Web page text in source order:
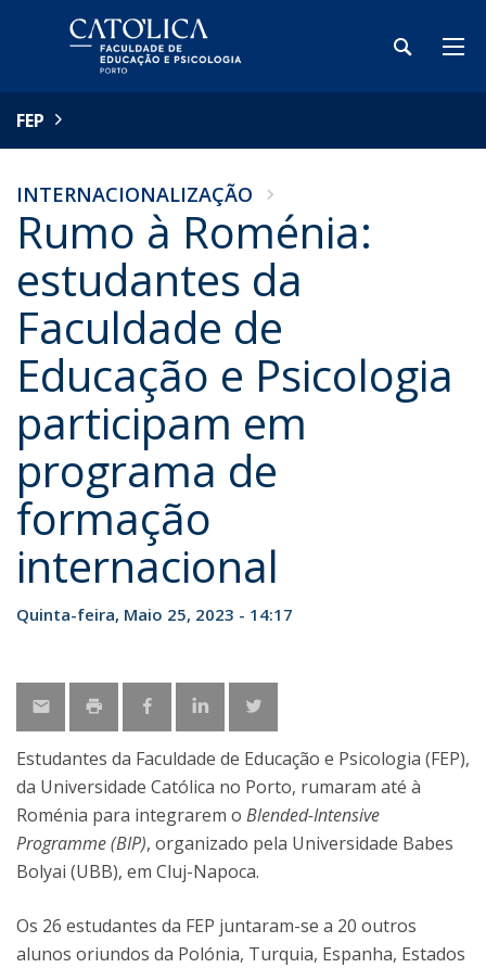
FEP
INTERNACIONALIZAÇÃO
Rumo à Roménia:
estudantes da
Faculdade de
Educação e Psicologia
participam em
programa de
formação
internacional
Quinta-feira, Maio 25, 2023 - 14:17
Estudantes da Faculdade de Educação e Psicologia (FEP),
da Universidade Católica no Porto, rumaram até à
Roménia para integrarem o Blended-Intensive
Programme (BIP), organizado pela Universidade Babes
Bolyai (UBB), em Cluj-Napoca.
Os 26 estudantes da FEP juntaram-se a 20 outros
alunos oriundos da Polónia, Turquia, Espanha, Estados